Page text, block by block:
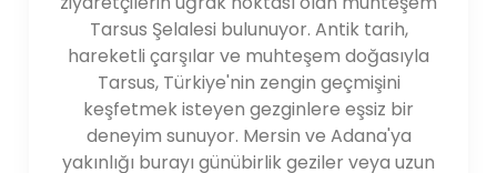
Tarsus Şelalesi bulunuyor. Antik tarih,
hareketli çarşılar ve muhteşem doğasıyla
Tarsus, Türkiye'nin zengin geçmişini
keşfetmek isteyen gezginlere eşsiz bir
deneyim sunuyor. Mersin ve Adana'ya
yakınlığı burayı günübirlik geziler veya uzun